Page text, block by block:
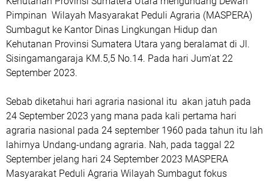
Pimpinan Wilayah Masyarakat Peduli Agraria (MASPERA)
Sumbagut ke Kantor Dinas Lingkungan Hidup dan
Kehutanan Provinsi Sumatera Utara yang beralamat di Jl.
Sisingamangaraja KM.5,5 No.14. Pada hari Jum'at 22
September 2023.
Sebab diketahui hari agraria nasional itu akan jatuh pada
24 September 2023 yang mana pada kali pertama hari
agraria nasional pada 24 september 1960 pada tahun itu lah
lahirnya Undang-undang agraria. Nah, pada taggal 22
September jelang hari 24 September 2023 MASPERA
Masyarakat Peduli Agraria Wilayah Sumbagut fokus